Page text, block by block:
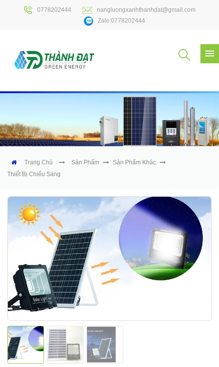
0778202444
nangluongxanhthanhdat@gmail.com
Zalo:0778202444
Trang Chủ Sản Phẩm
Sản Phẩm Khác
Thiết Bị Chiếu Sáng